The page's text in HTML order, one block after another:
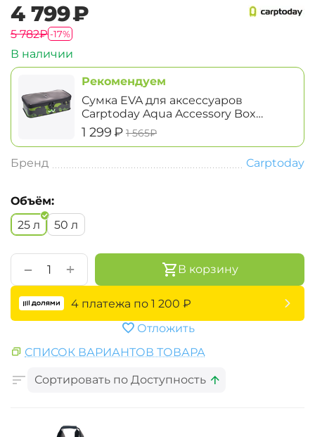
‍4 799‍₽
‍5 782‍₽-17%
В наличии
Рекомендуем
Сумка EVA для аксессуаров
Carptoday Aqua Accessory Box
System большая
‍1 299‍₽ ‍1 565‍₽
Бренд Carptoday
Объём:
25 л
50 л
+
− В корзину
4 платежа по 1 200 ₽
Отложить
СПИСОК ВАРИАНТОВ ТОВАРА
Сортировать по Доступность